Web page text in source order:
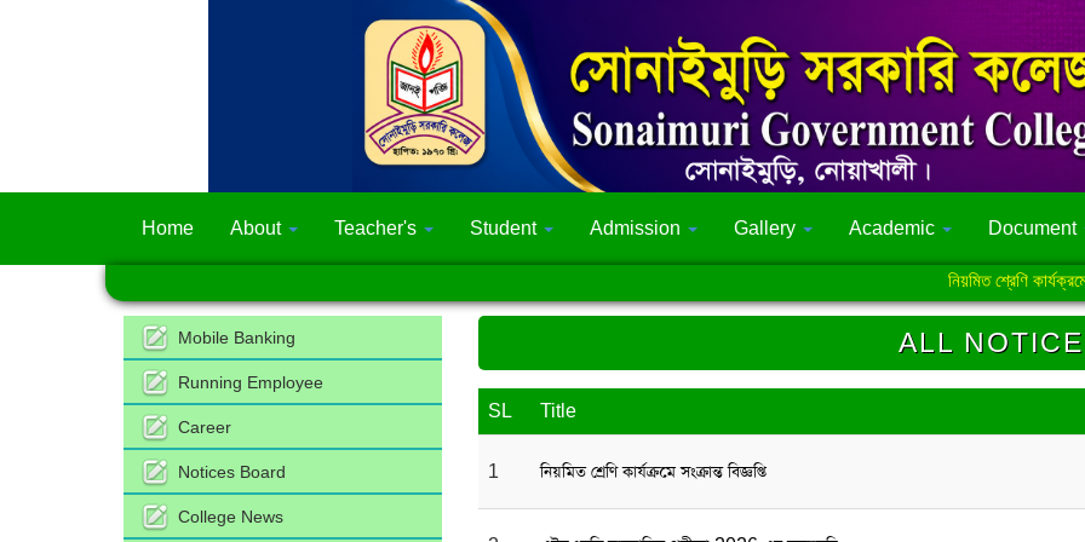
Home About Teacher's Student Admission Gallery Academic Document
নিয়মিত শ্রেণি কার্যক্রমে
Mobile Banking
Running Employee
Career
Notices Board
College News
ALL NOTICE
SL Title
1 নিয়মিত শ্রেণি কার্যক্রমে সংক্রান্ত বিজ্ঞপ্তি